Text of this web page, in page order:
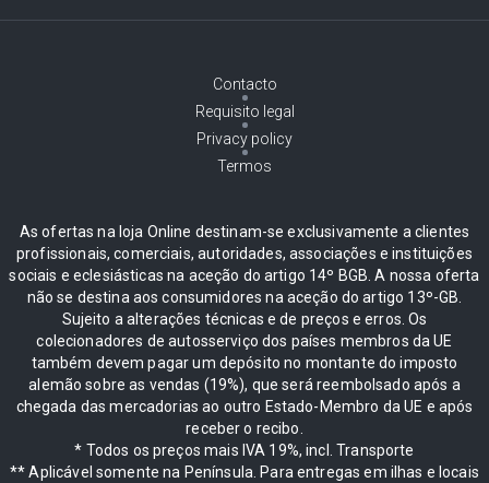
Contacto
Requisito legal
Privacy policy
Termos
As ofertas na loja Online destinam-se exclusivamente a clientes
profissionais, comerciais, autoridades, associações e instituições
sociais e eclesiásticas na aceção do artigo 14º BGB. A nossa oferta
não se destina aos consumidores na aceção do artigo 13º-GB.
Sujeito a alterações técnicas e de preços e erros. Os
colecionadores de autosserviço dos países membros da UE
também devem pagar um depósito no montante do imposto
alemão sobre as vendas (19%), que será reembolsado após a
chegada das mercadorias ao outro Estado-Membro da UE e após
receber o recibo.
* Todos os preços mais IVA 19%, incl. Transporte
** Aplicável somente na Península. Para entregas em ilhas e locais